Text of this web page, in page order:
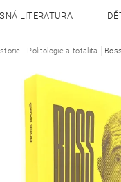
LITERATURA
ALFA
Politologie a totalita